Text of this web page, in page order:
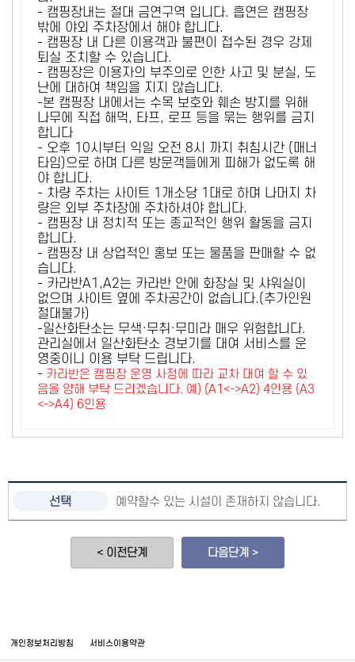
- 캠핑장내는 절대 금연구역 입니다. 흡연은 캠핑장
밖에 야외 주차장에서 해야 합니다.
- 캠핑장 내 다른 이용객과 불편이 접수된 경우 강제
퇴실 조치할 수 있습니다.
- 캠핑장은 이용자의 부주의로 인한 사고 및 분실, 도
난에 대하여 책임을 지지 않습니다.
-본 캠핑장 내에서는 수목 보호와 훼손 방지를 위해
나무에 직접 해먹, 타프, 로프 등을 묶는 행위를 금지
합니다
- 오후 10시부터 익일 오전 8시 까지 취침시간 (매너
타임)으로 하며 다른 방문객들에게 피해가 없도록 해
야 합니다.
- 차량 주차는 사이트 1개소당 1대로 하며 나머지 차
량은 외부 주차장에 주차하셔야 합니다.
- 캠핑장 내 정치적 또는 종교적인 행위 활동을 금지
합니다.
- 캠핑장 내 상업적인 홍보 또는 물품을 판매할 수 없
습니다.
- 카라반A1,A2는 카라반 안에 화장실 및 샤워실이
없으며 사이트 옆에 주차공간이 없습니다.(추가인원
절대불가)
-일산화탄소는 무색·무취·무미라 매우 위험합니다.
관리실에서 일산화탄소 경보기를 대여 서비스를 운
영중이니 이용 부탁 드립니다.
- 카라반은 캠핑장 운영 사정에 따라 교차 대여 할 수 있
음을 양해 부탁 드리겠습니다. 예) (A1<->A2) 4인용 (A3
<->A4) 6인용
예약할수 있는 시설이 존재하지 않습니다.
< 이전단계 다음단계 >
개인정보처리방침 서비스이용약관